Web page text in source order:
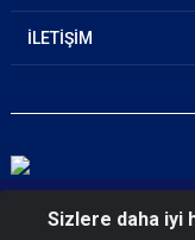
İLETİŞİM
© 2026
Sizlere daha iyi